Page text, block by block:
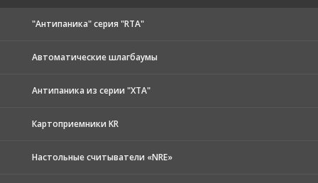
"Антипаника" серия "RTA"
Автоматические шлагбаумы
Антипаника из серии "XTA"
Картоприемники KR
Настольные считыватели «NRE»